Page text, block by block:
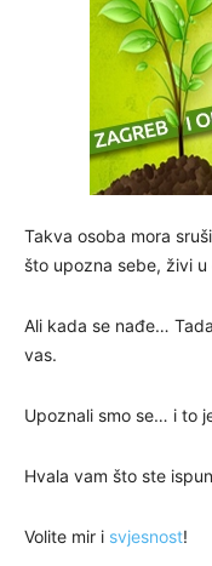
Takva osoba mora
što upozna sebe, živi
Ali kada se nađe…
vas.
Upoznali smo se… i to
Hvala vam što ste
Volite mir i svjesnost!